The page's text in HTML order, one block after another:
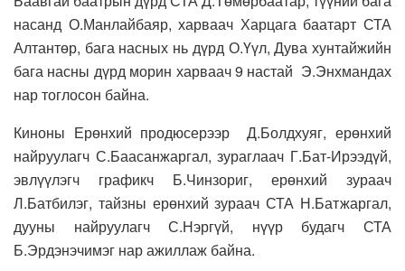
насанд О.Манлайбаяр, харваач Харцага баатарт СТА
Алтантөр, бага насных нь дүрд О.Үүл, Дува хунтайжийн
бага насны дүрд морин харваач 9 настай Э.Энхмандах
нар тоглосон байна.
Киноны Ерөнхий продюсерээр Д.Болдхуяг, ерөнхий
найруулагч С.Баасанжаргал, зураглаач Г.Бат-Ирээдүй,
эвлүүлэгч графикч Б.Чинзориг, ерөнхий зураач
Л.Батбилэг, тайзны ерөнхий зураач СТА Н.Батжаргал,
дууны найруулагч С.Нэргүй, нүүр будагч СТА
Б.Эрдэнэчимэг нар ажиллаж байна.